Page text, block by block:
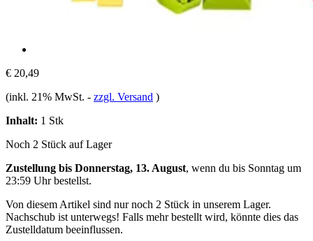
€ 20,49
(inkl. 21% MwSt. - zzgl. Versand )
Inhalt: 1 Stk
Noch 2 Stück auf Lager
Zustellung bis Donnerstag, 13. August, wenn du bis Sonntag um
23:59 Uhrbestellst.
Von diesem Artikel sind nur noch 2 Stück in unserem Lager.
Nachschub ist unterwegs! Falls mehr bestellt wird, könnte dies das
Zustelldatum beeinflussen.